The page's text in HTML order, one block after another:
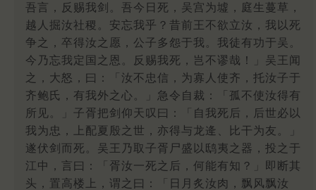
吾言，反赐我剑。吾今日死，吴宫为墟，庭生蔓草，
越人掘汝社稷。安忘我乎？昔前王不欲立汝，我以死
争之，卒得汝之愿，公子多怨于我。我徒有功于吴。
今乃忘我定国之恩。反赐我死，岂不谬哉！」吴王闻
之，大怒，曰：「汝不忠信，为寡人使齐，托汝子于
齐鲍氏，有我外之心。」急令自裁：「孤不使汝得有
所见。」子胥把剑仰天叹曰：「自我死后，后世必以
我为忠，上配夏殷之世，亦得与龙逄、比干为友。」
遂伏剑而死。吴王乃取子胥尸盛以鸱夷之器，投之于
江中，言曰：「胥汝一死之后，何能有知？」即断其
头，置高楼上，谓之曰：「日月炙汝肉，飘风飘汝